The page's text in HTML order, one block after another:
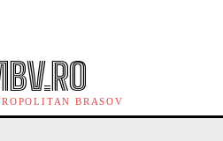
BRASOV